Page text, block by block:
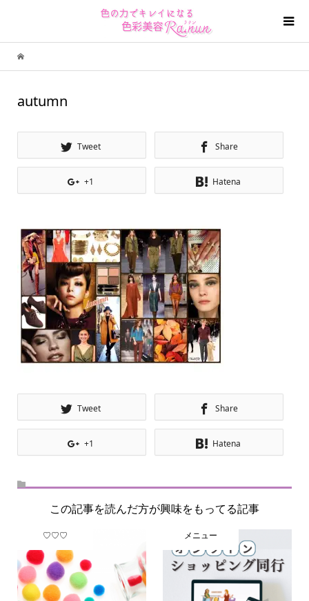
autumn
Tweet Share
+1 Hatena
Tweet Share
+1 Hatena
この記事を読んだ方が興味をもってる記事
♡♡♡ メニュー